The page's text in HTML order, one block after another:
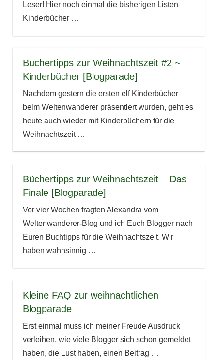
Leser! Hier noch einmal die bisherigen Listen
Kinderbücher …
Büchertipps zur Weihnachtszeit #2 ~
Kinderbücher [Blogparade]
Nachdem gestern die ersten elf Kinderbücher
beim Weltenwanderer präsentiert wurden, geht es
heute auch wieder mit Kinderbüchern für die
Weihnachtszeit …
Büchertipps zur Weihnachtszeit – Das
Finale [Blogparade]
Vor vier Wochen fragten Alexandra vom
Weltenwanderer-Blog und ich Euch Blogger nach
Euren Buchtipps für die Weihnachtszeit. Wir
haben wahnsinnig …
Kleine FAQ zur weihnachtlichen
Blogparade
Erst einmal muss ich meiner Freude Ausdruck
verleihen, wie viele Blogger sich schon gemeldet
haben, die Lust haben, einen Beitrag …